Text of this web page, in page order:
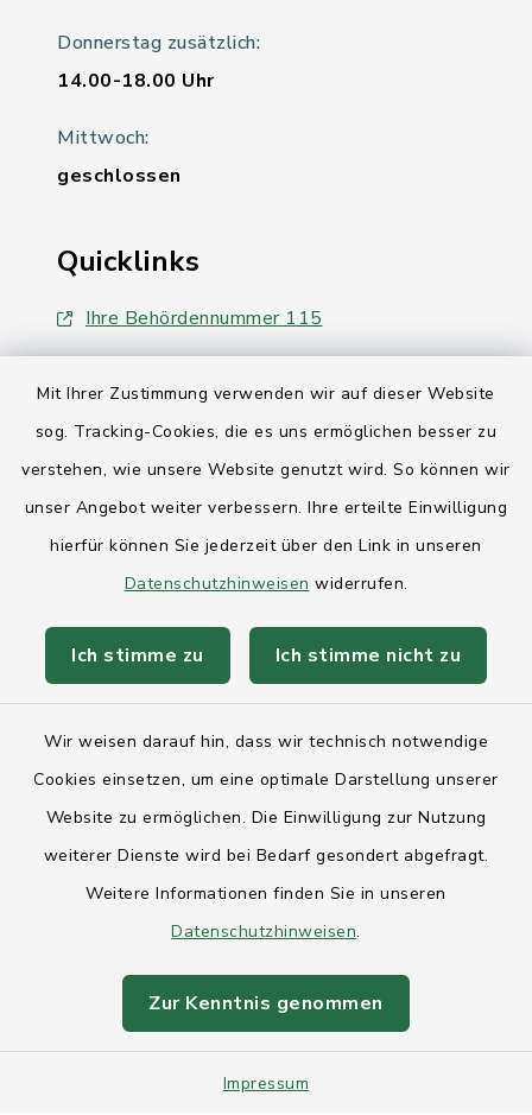
Mit Ihrer Zustimmung verwenden wir auf dieser Website
sog. Tracking-Cookies, die es uns ermöglichen besser zu
verstehen, wie unsere Website genutzt wird. So können wir
unser Angebot weiter verbessern. Ihre erteilte Einwilligung
hierfür können Sie jederzeit über den Link in unseren
Datenschutzhinweisen widerrufen.
Ich stimme zu Ich stimme nicht zu
Wir weisen darauf hin, dass wir technisch notwendige
Cookies einsetzen, um eine optimale Darstellung unserer
Website zu ermöglichen. Die Einwilligung zur Nutzung
weiterer Dienste wird bei Bedarf gesondert abgefragt.
Weitere Informationen finden Sie in unseren
Datenschutzhinweisen.
Zur Kenntnis genommen
Impressum
Donnerstag zusätzlich:
14.00-18.00 Uhr
Mittwoch:
geschlossen
Quicklinks
Ihre Behördennummer 115
Kreis Rendsburg-Eckernförde
AktivRegion Mittelholstein
Kontakt
Anfahrt
Barrierefreiheit
Impressum
Intranet
Cookie-Einstellungen